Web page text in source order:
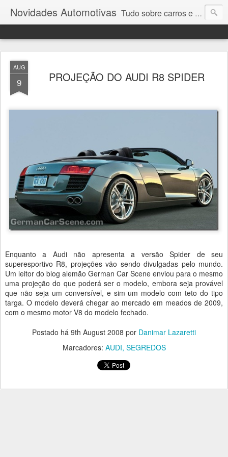
Novidades Automotivas Tudo sobre carros e motores
AUG
9 PROJEÇÃO DO AUDI R8 SPIDER
Enquanto a Audi não apresenta a versão Spider de seu
superesportivo R8, projeções vão sendo divulgadas pelo mundo.
Um leitor do blog alemão German Car Scene enviou para o mesmo
uma projeção do que poderá ser o modelo, embora seja provável
que não seja um conversível, e sim um modelo com teto do tipo
targa. O modelo deverá chegar ao mercado em meados de 2009,
com o mesmo motor V8 do modelo fechado.
Postado há 9th August 2008 por Danimar Lazaretti
Marcadores: AUDI SEGREDOS